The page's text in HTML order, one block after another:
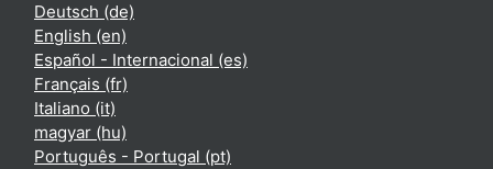
Deutsch ‎(de)‎
English ‎(en)‎
Español - Internacional ‎(es)‎
Français ‎(fr)‎
Italiano ‎(it)‎
magyar ‎(hu)‎
Português - Portugal ‎(pt)‎